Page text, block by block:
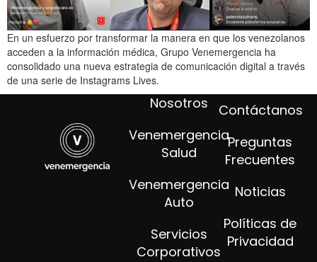
En un esfuerzo por transformar la manera en que los venezolanos
acceden a la información médica, Grupo Venemergencia ha
consolidado una nueva estrategia de comunicación digital a través
de una serie de Instagrams Lives.
Nosotros
Venemergencia
Salud
Venemergencia
Auto
Servicios
Corporativos
Contáctanos
Preguntas
Frecuentes
Noticias
Políticas de
Privacidad